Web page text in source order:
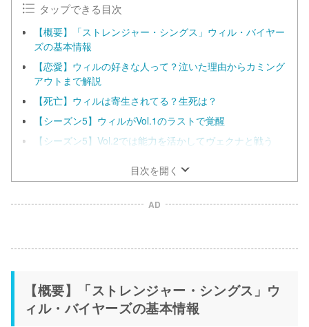
タップできる目次
【概要】「ストレンジャー・シングス」ウィル・バイヤー
ズの基本情報
【恋愛】ウィルの好きな人って？泣いた理由からカミング
アウトまで解説
【死亡】ウィルは寄生されてる？生死は？
【シーズン5】ウィルがVol.1のラストで覚醒
【シーズン5】Vol.2では能力を活かしてヴェクナと戦う
目次を開く
AD
【概要】「ストレンジャー・シングス」ウ
ィル・バイヤーズの基本情報